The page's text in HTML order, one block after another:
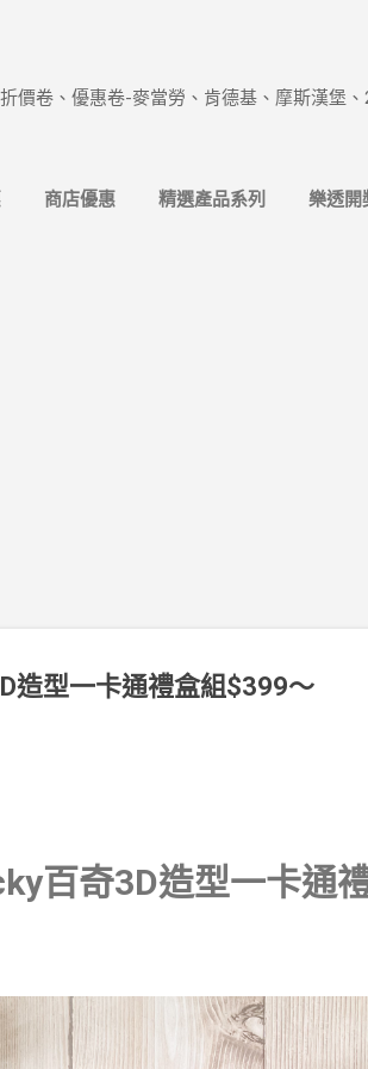
價卷、優惠卷-麥當勞、肯德基、摩斯漢堡
商店優惠 精選產品系列 樂透開
造型一卡通禮盒組$399～
百奇3D造型一卡通